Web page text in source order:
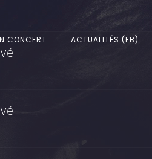
CONCERT ACTUALITÉS (FB)